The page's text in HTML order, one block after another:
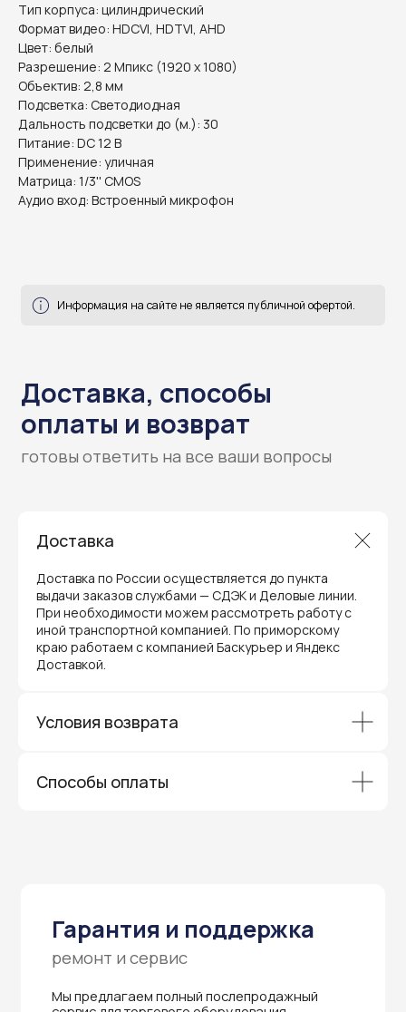
Тип корпуса: цилиндрический
Формат видео: HDCVI, HDTVI, AHD
Цвет: белый
Разрешение: 2 Мпикс (1920 х 1080)
Объектив: 2,8 мм
Подсветка: Светодиодная
Дальность подсветки до (м.): 30
Питание: DC 12 В
Применение: уличная
Матрица: 1/3'' CMOS
Аудио вход: Встроенный микрофон
Информация на сайте не является публичной офертой.
Доставка, способы
Доставка
Доставка по России осуществляется до пункта
выдачи заказов службами — СДЭК и Деловые линии.
При необходимости можем рассмотреть работу с
иной транспортной компанией. По приморскому
краю работаем с компанией Баскурьер и Яндекс
Доставкой.
Условия возврата
Способы оплаты
Гарантия и поддержка
Мы предлагаем полный послепродажный
устройства, купленные у нас, покрываются
гарантией производителя и обслуживаются